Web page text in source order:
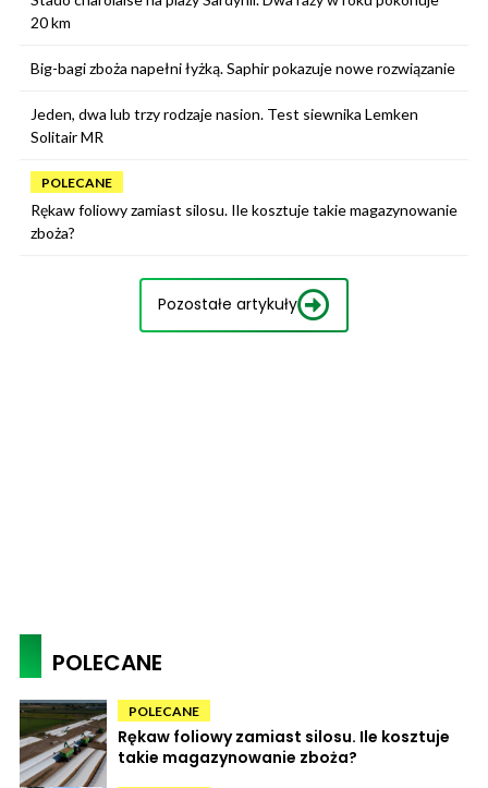
20 km
Big-bagi zboża napełni łyżką. Saphir pokazuje nowe rozwiązanie
Jeden, dwa lub trzy rodzaje nasion. Test siewnika Lemken
Solitair MR
POLECANE
Rękaw foliowy zamiast silosu. Ile kosztuje takie magazynowanie
zboża?
Pozostałe artykuły
POLECANE
POLECANE
Rękaw foliowy zamiast silosu. Ile kosztuje
takie magazynowanie zboża?